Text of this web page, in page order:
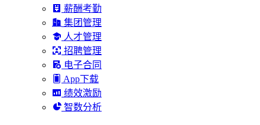
薪酬考勤
集团管理
人才管理
招聘管理
电子合同
App下载
绩效激励
智数分析